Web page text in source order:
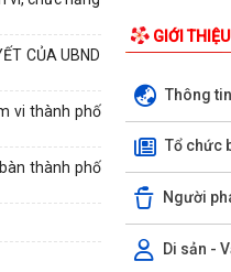
CỦA UBND
vi thành phố
thành phố
GIỚI
Thông
Tổ chức
Người
Di sản -
Kỳ họp thứ
2026) Hội
Đạo khóa II,...
Hội nghị trực
Phòng tháng